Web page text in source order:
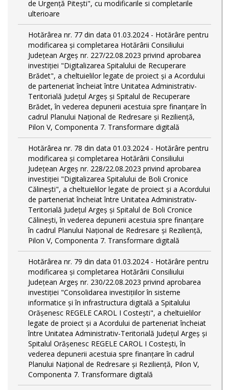
de Urgență Pitești", cu modificarile si completarile
ulterioare
Hotărârea nr. 77 din data 01.03.2024 - Hotărâre pentru
modificarea și completarea Hotărârii Consiliului
Județean Argeș nr. 227/22.08.2023 privind aprobarea
investiției "Digitalizarea Spitalului de Recuperare
Brădet", a cheltuielilor legate de proiect și a Acordului
de parteneriat încheiat între Unitatea Administrativ-
Teritorială Județul Argeș și Spitalul de Recuperare
Brădet, în vederea depunerii acestuia spre finanțare în
cadrul Planului Național de Redresare și Reziliență,
Pilon V, Componenta 7. Transformare digitală
Hotărârea nr. 78 din data 01.03.2024 - Hotărâre pentru
modificarea și completarea Hotărârii Consiliului
Județean Argeș nr. 228/22.08.2023 privind aprobarea
investiției "Digitalizarea Spitalului de Boli Cronice
Călinești", a cheltuielilor legate de proiect și a Acordului
de parteneriat încheiat între Unitatea Administrativ-
Teritorială Județul Argeș și Spitalul de Boli Cronice
Călinești, în vederea depunerii acestuia spre finanțare
în cadrul Planului Național de Redresare și Reziliență,
Pilon V, Componenta 7. Transformare digitală
Hotărârea nr. 79 din data 01.03.2024 - Hotărâre pentru
modificarea și completarea Hotărârii Consiliului
Județean Argeș nr. 230/22.08.2023 privind aprobarea
investiției "Consolidarea investițiilor în sisteme
informatice și în infrastructura digitală a Spitalului
Orășenesc REGELE CAROL I Costești", a cheltuielilor
legate de proiect și a Acordului de parteneriat încheiat
între Unitatea Administrativ-Teritorială Județul Argeș și
Spitalul Orășenesc REGELE CAROL I Costești, în
vederea depunerii acestuia spre finanțare în cadrul
Planului Național de Redresare și Reziliență, Pilon V,
Componenta 7. Transformare digitală